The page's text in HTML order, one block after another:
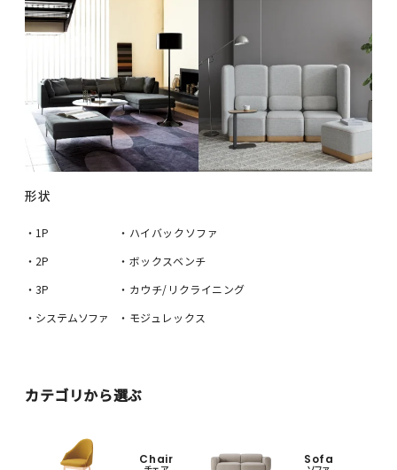
形状
・1P
・2P
・3P
・システムソファ
・ハイバックソファ
・ボックスベンチ
・カウチ/リクライニング
・モジュレックス
カテゴリから選ぶ
Chair Sofa